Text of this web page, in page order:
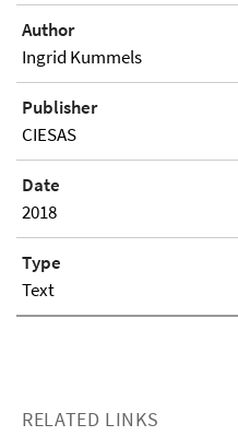
Author
Ingrid Kummels
Publisher
CIESAS
Date
2018
Type
Text
RELATED LINKS